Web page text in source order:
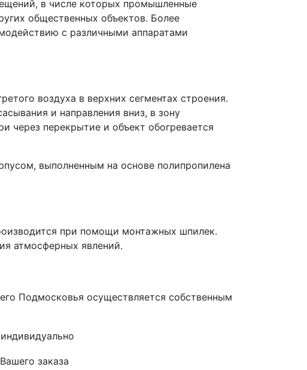
в числе которых промышленные
общественных объектов. Более
с различными аппаратами
воздуха в верхних сегментах строения.
и направления вниз, в зону
через перекрытие и объект обогревается
выполненным на основе полипропилена
при помощи монтажных шпилек.
атмосферных явлений.
Подмосковья осуществляется собственным
заказа